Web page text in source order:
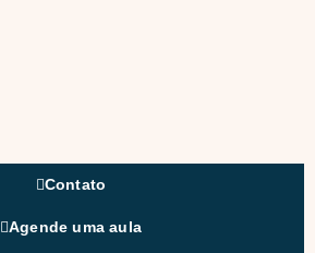
Contato
Agende uma aula